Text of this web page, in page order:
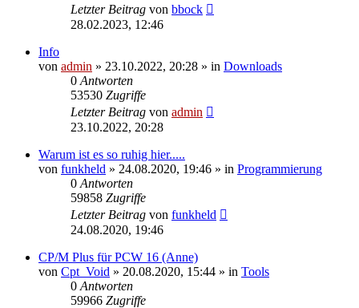
Letzter Beitrag von bbock
28.02.2023, 12:46
Info
von admin » 23.10.2022, 20:28 » in Downloads
0 Antworten
53530 Zugriffe
Letzter Beitrag von admin
23.10.2022, 20:28
Warum ist es so ruhig hier.....
von funkheld » 24.08.2020, 19:46 » in Programmierung
0 Antworten
59858 Zugriffe
Letzter Beitrag von funkheld
24.08.2020, 19:46
CP/M Plus für PCW 16 (Anne)
von Cpt_Void » 20.08.2020, 15:44 » in Tools
0 Antworten
59966 Zugriffe